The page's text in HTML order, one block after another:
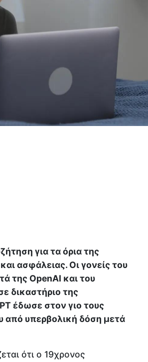
για τα όρια της
ασφάλειας. Οι γονείς του
της OpenAI και του
δικαστήριο της
έδωσε στον γιο τους
από υπερβολική δόση μετά
ότι ο 19χρονος